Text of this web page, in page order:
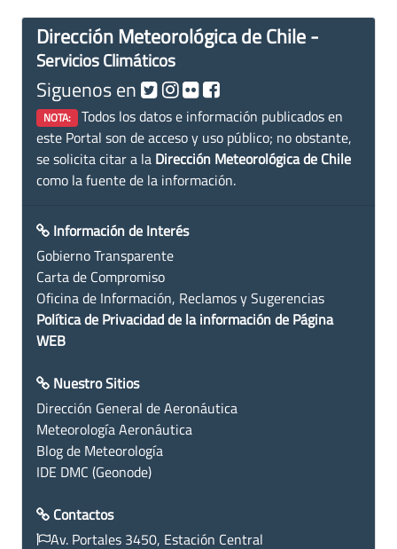
Dirección Meteorológica de Chile -
Servicios Climáticos
Siguenos en
NOTA: Todos los datos e información publicados en
este Portal son de acceso y uso público; no obstante,
se solicita citar a la Dirección Meteorológica de Chile
como la fuente de la información.
Información de Interés
Gobierno Transparente
Carta de Compromiso
Oficina de Información, Reclamos y Sugerencias
Política de Privacidad de la información de Página
WEB
Nuestro Sitios
Dirección General de Aeronáutica
Meteorología Aeronáutica
Blog de Meteorología
IDE DMC (Geonode)
Contactos
Av. Portales 3450, Estación Central